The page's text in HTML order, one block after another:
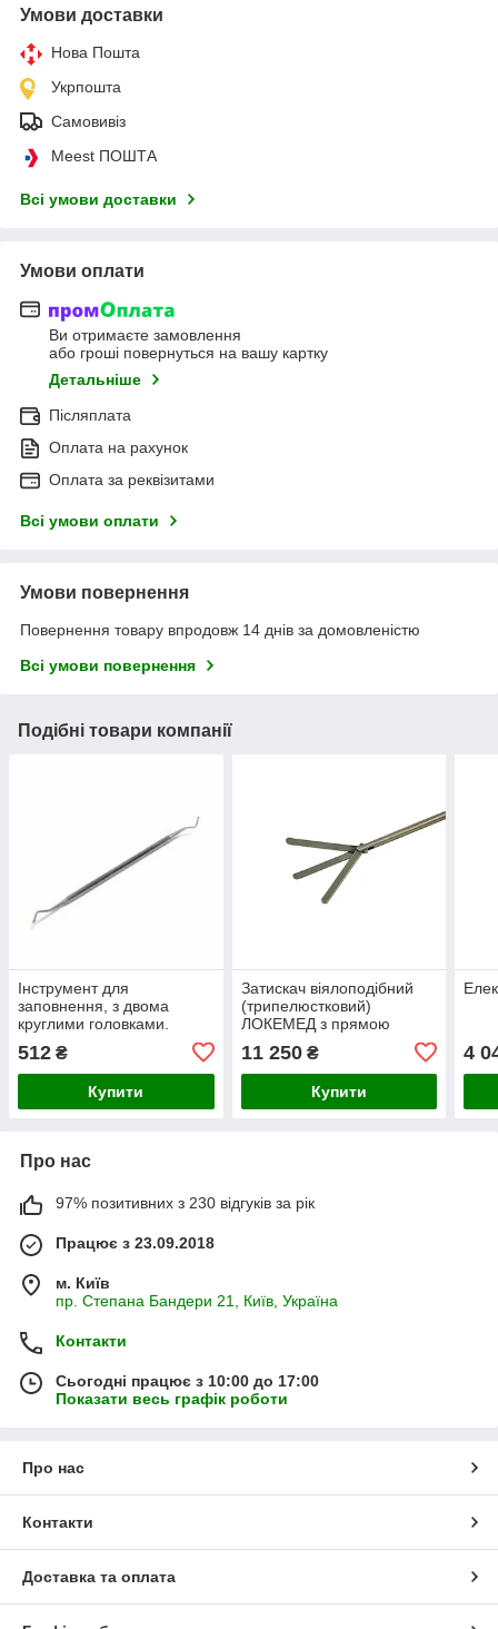
Умови доставки
Нова Пошта
Укрпошта
Самовивіз
Meest ПОШТА
Всі умови доставки
Умови оплати
Ви отримаєте замовлення
або гроші повернуться на вашу картку
Детальніше
Післяплата
Оплата на рахунок
Оплата за реквізитами
Всі умови оплати
Умови повернення
Повернення товару впродовж 14 днів за домовленістю
Всі умови повернення
Подібні товари компанії
Інструмент для
заповнення, з двома
круглими головками.
512 ₴
Купити
Затискач віялоподібний
(трипелюстковий)
ЛОКЕМЕД з прямою
11 250₴
Купити
4
Про нас
97% позитивних з 230 відгуків за рік
Працює з 23.09.2018
м. Київ
пр. Степана Бандери 21, Київ, Україна
Контакти
Сьогодні працює з 10:00 до 17:00
Показати весь графік роботи
Про нас
Контакти
Доставка та оплата